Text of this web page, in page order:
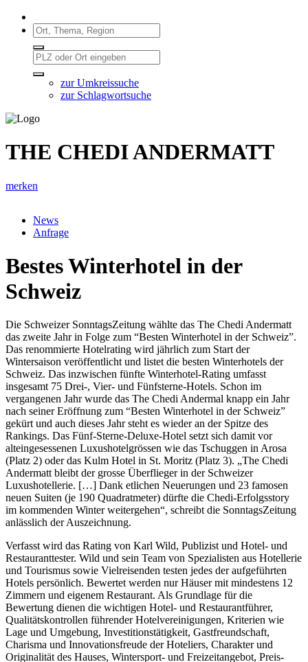
zur Umkreissuche
zur Schlagwortsuche
THE CHEDI ANDERMATT
merken
News
Anfrage
Bestes Winterhotel in der
Schweiz
Die Schweizer SonntagsZeitung wählte das The Chedi Andermatt
das zweite Jahr in Folge zum “Besten Winterhotel in der Schweiz”.
Das renommierte Hotelrating wird jährlich zum Start der
Wintersaison veröffentlicht und listet die besten Winterhotels der
Schweiz. Das inzwischen fünfte Winterhotel-Rating umfasst
insgesamt 75 Drei-, Vier- und Fünfsterne-Hotels. Schon im
vergangenen Jahr wurde das The Chedi Andermal knapp ein Jahr
nach seiner Eröffnung zum “Besten Winterhotel in der Schweiz”
gekürt und auch dieses Jahr steht es wieder an der Spitze des
Rankings. Das Fünf-Sterne-Deluxe-Hotel setzt sich damit vor
alteingesessenen Luxushotelgrössen wie das Tschuggen in Arosa
(Platz 2) oder das Kulm Hotel in St. Moritz (Platz 3). „The Chedi
Andermatt bleibt der grosse Überflieger in der Schweizer
Luxushotellerie. […] Dank etlichen Neuerungen und 23 famosen
neuen Suiten (je 190 Quadratmeter) dürfte die Chedi-Erfolgsstory
im kommenden Winter weitergehen“, schreibt die SonntagsZeitung
anlässlich der Auszeichnung.
Verfasst wird das Rating von Karl Wild, Publizist und Hotel- und
Restauranttester. Wild und sein Team von Spezialisten aus Hotellerie
und Tourismus sowie Vielreisenden testen jedes der aufgeführten
Hotels persönlich. Bewertet werden nur Häuser mit mindestens 12
Zimmern und eigenem Restaurant. Als Grundlage für die
Bewertung dienen die wichtigen Hotel- und Restaurantführer,
Qualitätskontrollen führender Hotelvereinigungen, Kriterien wie
Lage und Umgebung, Investitionstätigkeit, Gastfreundschaft,
Charisma und Innovationsfreude der Hoteliers, Charakter und
Originalität des Hauses, Wintersport- und Freizeitangebot, Preis-